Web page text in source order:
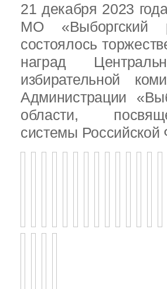
21 декабря 2023
МО «Выборгский
состоялось
наград
избирательной
Администрации
области,
системы Российской